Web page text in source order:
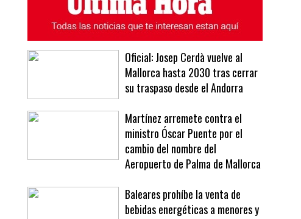
ÚLTIMAS NOTICIAS MÁS LEÍDAS
Mallorca hasta 2030 tras cerrar
su traspaso desde el Andorra
Martínez arremete contra el
cambio del nombre del
Aeropuerto de Palma de Mallorca